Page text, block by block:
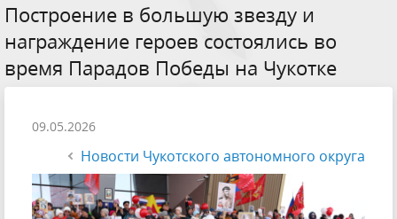
Построение в большую звезду и
награждение героев состоялись во
время Парадов Победы на Чукотке
09.05.2026
Новости Чукотского автономного округа